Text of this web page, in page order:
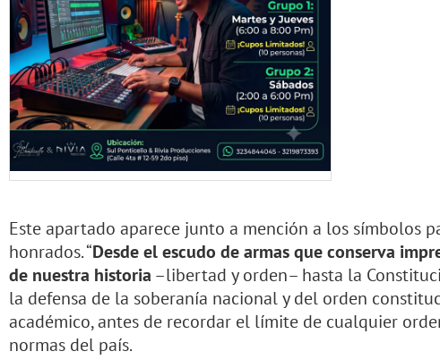
Este apartado aparece junto a mención a los símbolos
honrados. “Desde el escudo de armas que conserva
de nuestra historia –libertad y orden– hasta la
la defensa de la soberanía nacional y del orden
académico, antes de recordar el límite de cualquier
normas del país.